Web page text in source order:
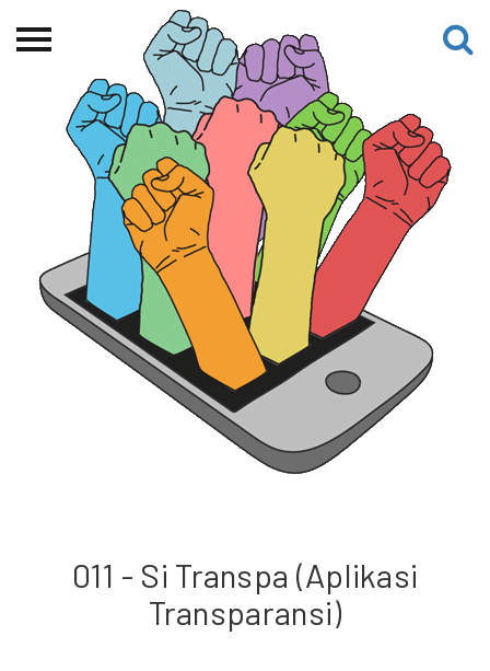
Beranda
Tentang
Permohonan Hibah
Sekolah Pemikiran
Perempuan
Etalase
Blog CME
Proyek Terdahulu
011 - Si Transpa (Aplikasi
Transparansi)